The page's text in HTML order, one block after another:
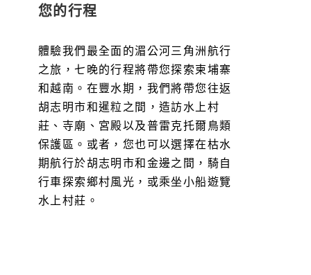
您的行程
體驗我們最全面的湄公河三角洲航行
之旅，七晚的行程將帶您探索柬埔寨
和越南。在豐水期，我們將帶您往返
胡志明市和暹粒之間，造訪水上村
莊、寺廟、宮殿以及普雷克托爾鳥類
保護區。或者，您也可以選擇在枯水
期航行於胡志明市和金邊之間，騎自
行車探索鄉村風光，或乘坐小船遊覽
水上村莊。